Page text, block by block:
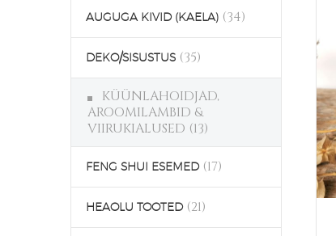
AUGUGA KIVID (KAELA) (34)
DEKO/SISUSTUS (35)
KÜÜNLAHOIDJAD,
AROOMILAMBID &
VIIRUKIALUSED (13)
FENG SHUI ESEMED (17)
HEAOLU TOOTED (21)